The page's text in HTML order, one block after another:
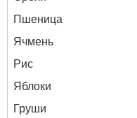
Пшеница
Ячмень
Рис
Яблоки
Груши